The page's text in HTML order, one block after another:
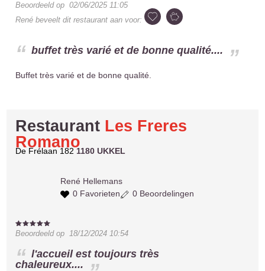
Beoordeeld op02/06/2025 11:05
René beveelt dit restaurant aan voor:
buffet très varié et de bonne qualité....
Buffet très varié et de bonne qualité.
Restaurant Les Freres
Romano
De Frélaan 182 1180 UKKEL
René Hellemans
0 Favorieten
0 Beoordelingen
Beoordeeld op 18/12/2024 10:54
l'accueil est toujours très
chaleureux....